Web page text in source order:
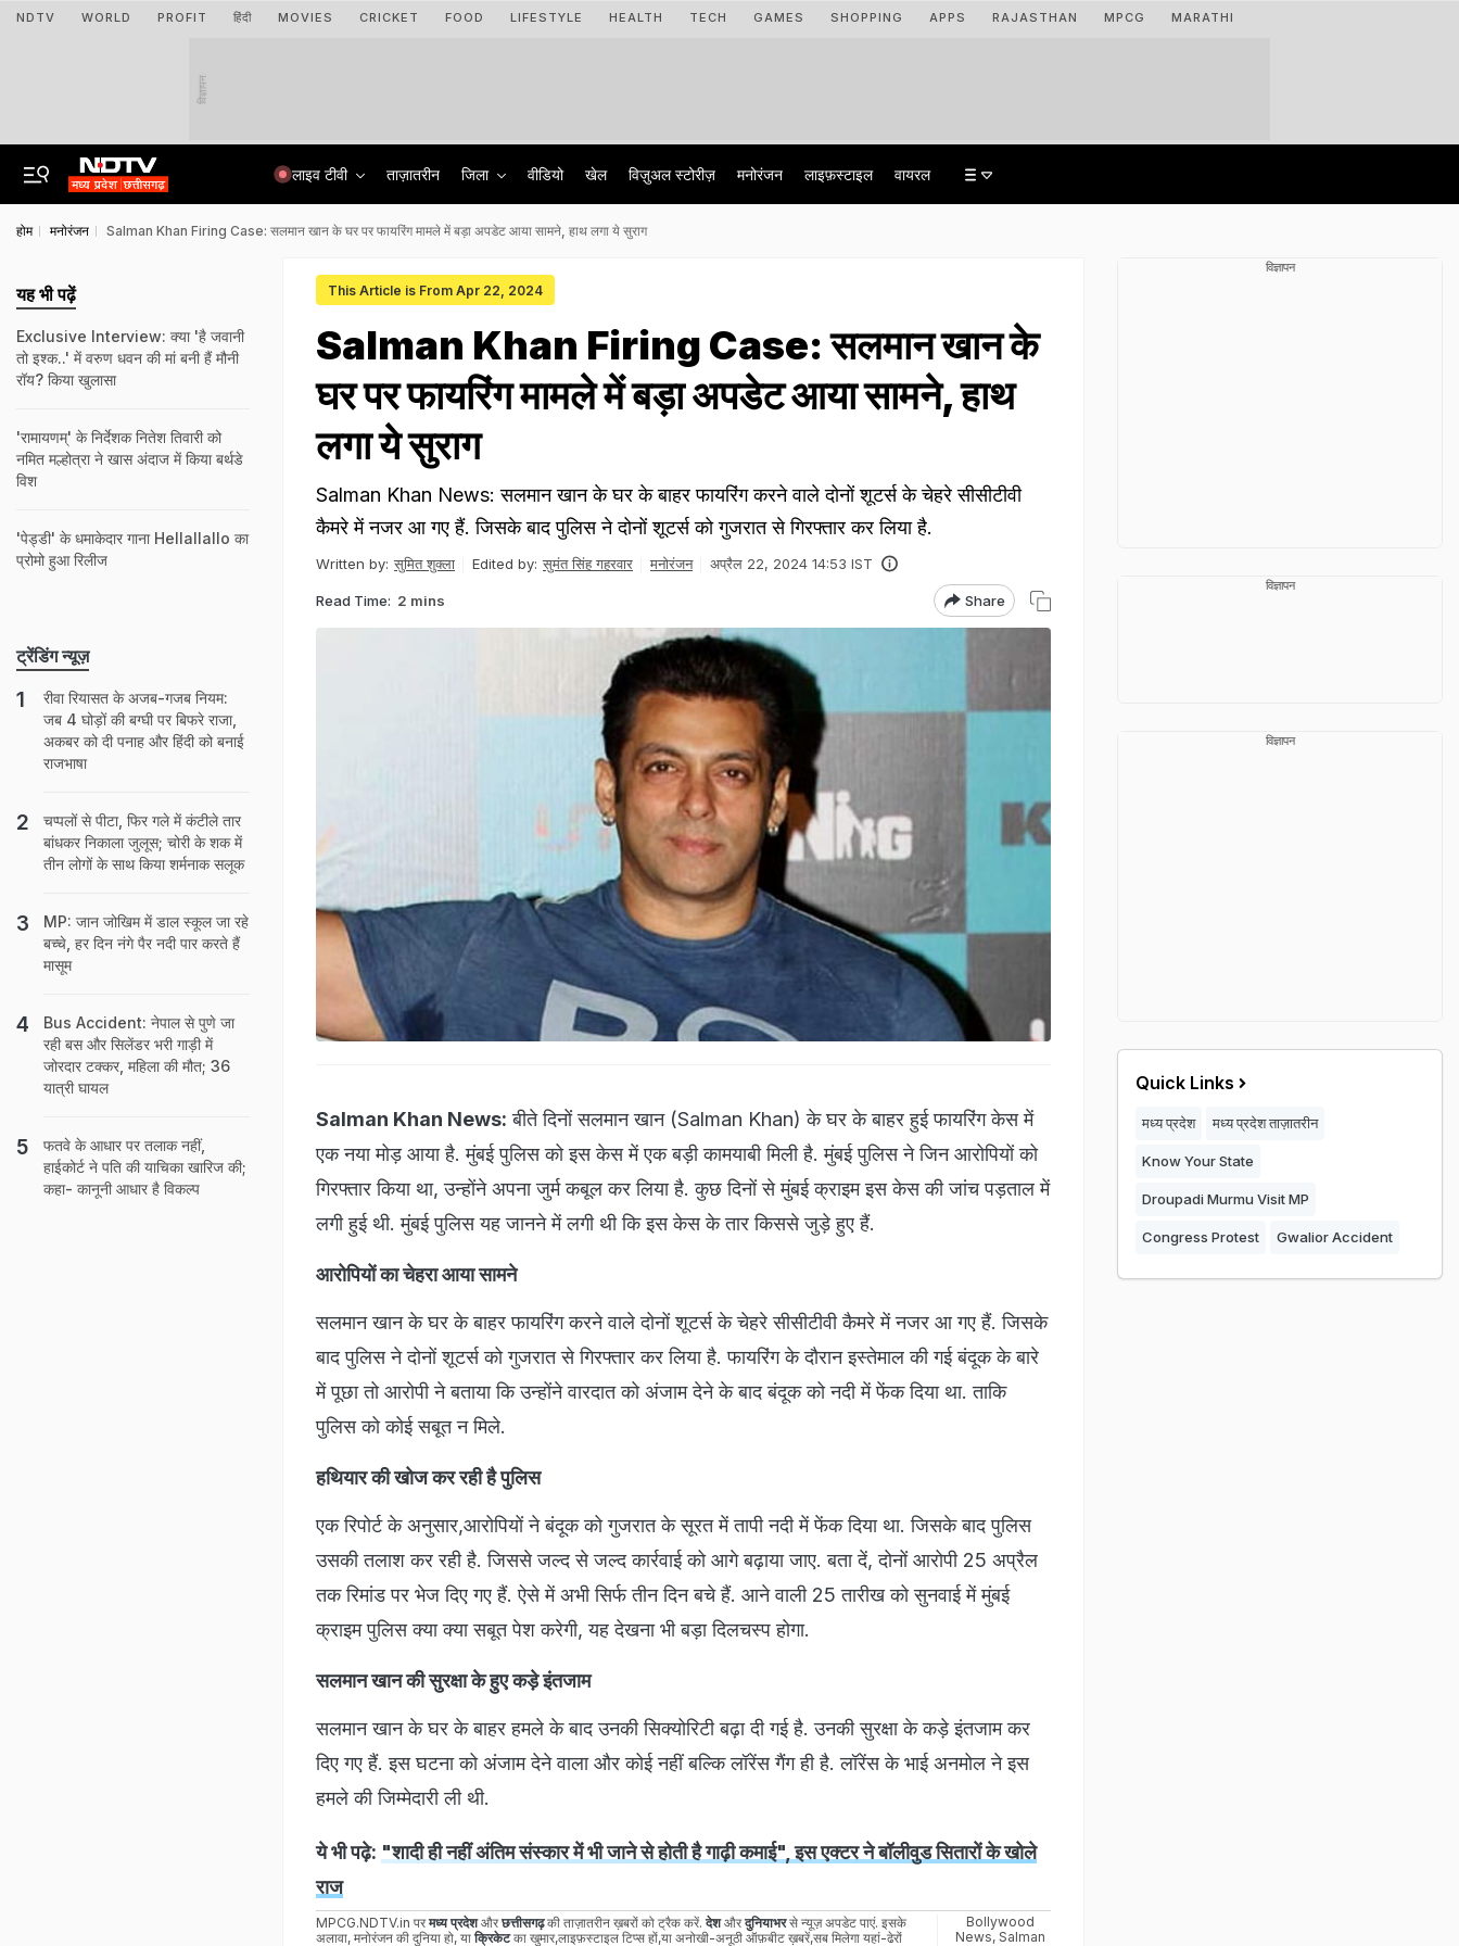
NDTV WORLD PROFIT हिंदी MOVIES CRICKET FOOD LIFESTYLE HEALTH TECH GAMES SHOPPING APPS RAJASTHAN MPCG MARATHI
विज्ञापन
लाइव टीवी ताज़ातरीन जिला वीडियो खेल विज़ुअल स्टोरीज़ मनोरंजन लाइफ़स्टाइल वायरल
होम मनोरंजन Salman Khan Firing Case: सलमान खान के घर पर फायरिंग मामले में बड़ा अपडेट आया सामने, हाथ लगा ये सुराग
This Article is From Apr 22, 2024
Salman Khan Firing Case: सलमान खान के
घर पर फायरिंग मामले में बड़ा अपडेट आया सामने, हाथ
लगा ये सुराग
Salman Khan News: सलमान खान के घर के बाहर फायरिंग करने वाले दोनों शूटर्स के चेहरे सीसीटीवी
कैमरे में नजर आ गए हैं. जिसके बाद पुलिस ने दोनों शूटर्स को गुजरात से गिरफ्तार कर लिया है.
Written by: सुमित शुक्ला Edited by: सुमंत सिंह गहरवार मनोरंजन अप्रैल 22, 2024 14:53 IST
Read Time: 2 mins Share
Salman Khan News: बीते दिनों सलमान खान (Salman Khan) के घर के बाहर हुई फायरिंग केस में
एक नया मोड़ आया है. मुंबई पुलिस को इस केस में एक बड़ी कामयाबी मिली है. मुंबई पुलिस ने जिन आरोपियों को
गिरफ्तार किया था, उन्होंने अपना जुर्म कबूल कर लिया है. कुछ दिनों से मुंबई क्राइम इस केस की जांच पड़ताल में
लगी हुई थी. मुंबई पुलिस यह जानने में लगी थी कि इस केस के तार किससे जुड़े हुए हैं.
आरोपियों का चेहरा आया सामने
सलमान खान के घर के बाहर फायरिंग करने वाले दोनों शूटर्स के चेहरे सीसीटीवी कैमरे में नजर आ गए हैं. जिसके
बाद पुलिस ने दोनों शूटर्स को गुजरात से गिरफ्तार कर लिया है. फायरिंग के दौरान इस्तेमाल की गई बंदूक के बारे
में पूछा तो आरोपी ने बताया कि उन्होंने वारदात को अंजाम देने के बाद बंदूक को नदी में फेंक दिया था. ताकि
पुलिस को कोई सबूत न मिले.
हथियार की खोज कर रही है पुलिस
एक रिपोर्ट के अनुसार,आरोपियों ने बंदूक को गुजरात के सूरत में तापी नदी में फेंक दिया था. जिसके बाद पुलिस
उसकी तलाश कर रही है. जिससे जल्द से जल्द कार्रवाई को आगे बढ़ाया जाए. बता दें, दोनों आरोपी 25 अप्रैल
तक रिमांड पर भेज दिए गए हैं. ऐसे में अभी सिर्फ तीन दिन बचे हैं. आने वाली 25 तारीख को सुनवाई में मुंबई
क्राइम पुलिस क्या क्या सबूत पेश करेगी, यह देखना भी बड़ा दिलचस्प होगा.
सलमान खान की सुरक्षा के हुए कड़े इंतजाम
सलमान खान के घर के बाहर हमले के बाद उनकी सिक्योरिटी बढ़ा दी गई है. उनकी सुरक्षा के कड़े इंतजाम कर
दिए गए हैं. इस घटना को अंजाम देने वाला और कोई नहीं बल्कि लॉरेंस गैंग ही है. लॉरेंस के भाई अनमोल ने इस
हमले की जिम्मेदारी ली थी.
ये भी पढ़े: "शादी ही नहीं अंतिम संस्कार में भी जाने से होती है गाढ़ी कमाई", इस एक्टर ने बॉलीवुड सितारों के खोले
राज
MPCG.NDTV.in परमध्य प्रदेशऔरछत्तीसगढ़की ताज़ातरीन ख़बरों को ट्रैक करें. देशऔरदुनियाभरसे न्यूज़ अपडेट पाएं. इसके
अलावा, मनोरंजन की दुनिया हो, या क्रिकेटका खुमार,लाइफ़स्टाइल टिप्स हों,या अनोखी-अनूठी ऑफ़बीट ख़बरें,सब मिलेगा यहां-ढेरों
Bollywood
News, Salman
यह भी पढ़ें
Exclusive Interview: क्या 'है जवानी
तो इश्क..' में वरुण धवन की मां बनी हैं मौनी
रॉय? किया खुलासा
'रामायणम्' के निर्देशक नितेश तिवारी को
नमित मल्होत्रा ने खास अंदाज में किया बर्थडे
विश
'पेड्डी' के धमाकेदार गाना Hellallallo का
प्रोमो हुआ रिलीज
ट्रेंडिंग न्यूज़
रीवा रियासत के अजब-गजब नियम:
जब 4 घोड़ों की बग्घी पर बिफरे राजा,
अकबर को दी पनाह और हिंदी को बनाई
राजभाषा
चप्पलों से पीटा, फिर गले में कंटीले तार
बांधकर निकाला जुलूस; चोरी के शक में
तीन लोगों के साथ किया शर्मनाक सलूक
MP: जान जोखिम में डाल स्कूल जा रहे
बच्चे, हर दिन नंगे पैर नदी पार करते हैं
मासूम
Bus Accident: नेपाल से पुणे जा
रही बस और सिलेंडर भरी गाड़ी में
जोरदार टक्कर, महिला की मौत; 36
यात्री घायल
फतवे के आधार पर तलाक नहीं,
हाईकोर्ट ने पति की याचिका खारिज की;
कहा- कानूनी आधार है विकल्प
विज्ञापन
विज्ञापन
विज्ञापन
Quick Links
मध्य प्रदेश मध्य प्रदेश ताज़ातरीन
Know Your State
Droupadi Murmu Visit MP
Congress Protest Gwalior Accident